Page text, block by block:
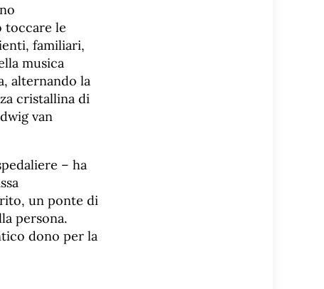
toccare le
familiari,
musica
alternando la
cristallina di
van
– ha
un ponte di
persona.
dono per la